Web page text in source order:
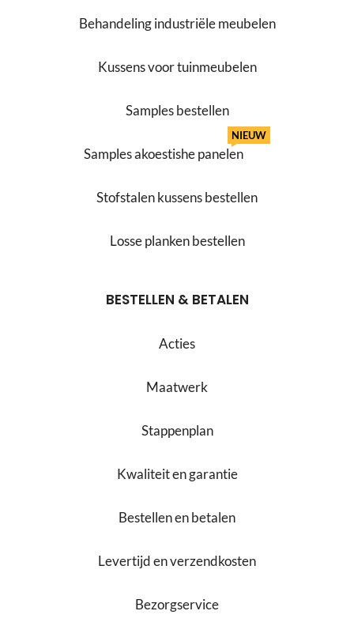
Behandeling industriële meubelen
Kussens voor tuinmeubelen
Samples bestellen
Samples akoestishe panelen
NIEUW
Stofstalen kussens bestellen
Losse planken bestellen
BESTELLEN & BETALEN
Acties
Maatwerk
Stappenplan
Kwaliteit en garantie
Bestellen en betalen
Levertijd en verzendkosten
Bezorgservice